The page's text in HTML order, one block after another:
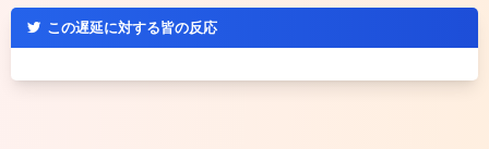
この遅延に対する皆の反応